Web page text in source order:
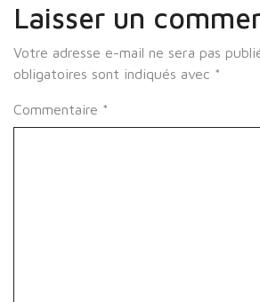
Laisser un
Votre adresse e-mail ne sera pas
obligatoires sont indiqués avec *
Commentaire *